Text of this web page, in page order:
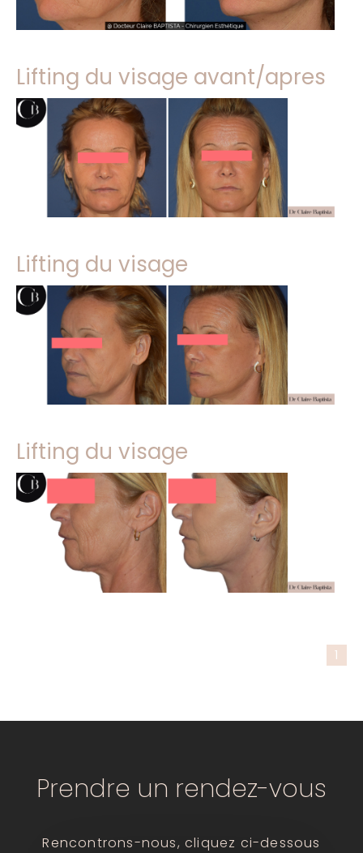
Lifting du visage avant/apres
Lifting du visage
Lifting du visage
1
Prendre un rendez-vous
Rencontrons-nous, cliquez ci-dessous